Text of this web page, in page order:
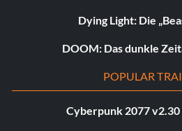
Dying Light: Die
DOOM: Das dunkle
POPULAR
Cyberpunk 2077 v2.30